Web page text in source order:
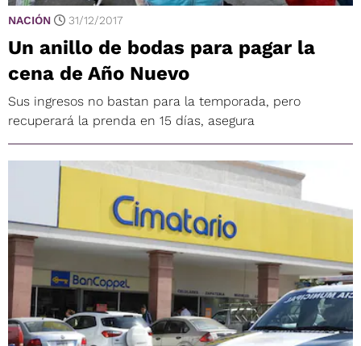
NACIÓN 31/12/2017
Un anillo de bodas para pagar la
cena de Año Nuevo
Sus ingresos no bastan para la temporada, pero
recuperará la prenda en 15 días, asegura